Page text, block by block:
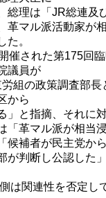
総理は「JR総連及
革マル派活動家が
た。
催された第175回
議員が
労組の政策調査部
から
」と指摘、それに
「革マル派が相当
候補者が民主党か
が判断し公認した
は関連性を否定し